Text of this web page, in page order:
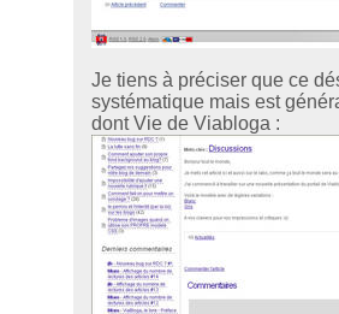
Je tiens à préciser que ce
systématique mais est
dont Vie de Viabloga :